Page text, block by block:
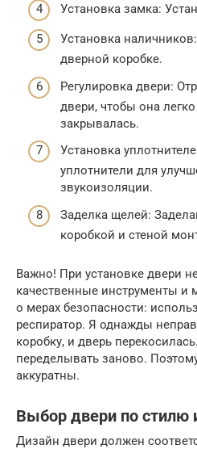
Установка замка:
Установка
дверной коробке.
Регулировка двери:
двери, чтобы она
закрывалась.
Установка
уплотнители для
звукоизоляции.
Заделка щелей:
коробкой и стеной
Важно! При установке двери
качественные инструменты и
о мерах безопасности:
респиратор. Я однажды
коробку, и дверь
переделывать заново.
аккуратны.
Выбор двери по стилю
Дизайн двери должен